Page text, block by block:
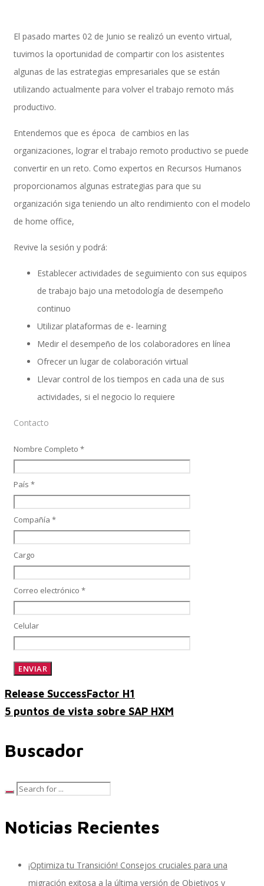
Implementación Employee Central Payroll
Learning and Development
Performance and Goals
Recruiting and Onboarding
SAP JAM
Look & Feel SAP SuccessFactors
Firma Electrónica con DocuSign
SAP SuccessFactors Training Education
Soporte SuccessFactors
SAP Time and Attendance
Gestión de Capital Humano SAP
SAP S/4 HANA Finanzas
El pasado martes 02 de Junio se realizó un evento virtual,
tuvimos la oportunidad de compartir con los asistentes
algunas de las estrategias empresariales que se están
utilizando actualmente para volver el trabajo remoto más
productivo.
Entendemos que es época de cambios en las
organizaciones, lograr el trabajo remoto productivo se puede
convertir en un reto. Como expertos en Recursos Humanos
proporcionamos algunas estrategias para que su
organización siga teniendo un alto rendimiento con el modelo
de home office,
Revive la sesión y podrá:
Establecer actividades de seguimiento con sus equipos
de trabajo bajo una metodología de desempeño
continuo
Utilizar plataformas de e- learning
Medir el desempeño de los colaboradores en línea
Ofrecer un lugar de colaboración virtual
Llevar control de los tiempos en cada una de sus
actividades, si el negocio lo requiere
Contacto
Nombre Completo *
País *
Compañía *
Cargo
Correo electrónico *
Celular
Release SuccessFactor H1
5 puntos de vista sobre SAP HXM
Buscador
Noticias Recientes
¡Optimiza tu Transición! Consejos cruciales para una
migración exitosa a la última versión de Objetivos y